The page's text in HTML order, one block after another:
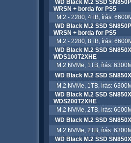
WD Black M.2 SSD
WRSN + borda for PS5
M.2 - 2280, 4TB, írás:
WD Black M.2 SSD
WRSN + borda for PS5
M.2 - 2280, 8TB, írás:
WD Black M.2 SSD
WDS100T2XHE
M.2 NVMe, 1TB, írás:
WD Black M.2 SSD
M.2 NVMe, 1TB, írás:
WD Black M.2 SSD
WDS200T2XHE
M.2 NVMe, 2TB, írás:
WD Black M.2 SSD
M.2 NVMe, 2TB, írás:
WD Black M.2 SSD